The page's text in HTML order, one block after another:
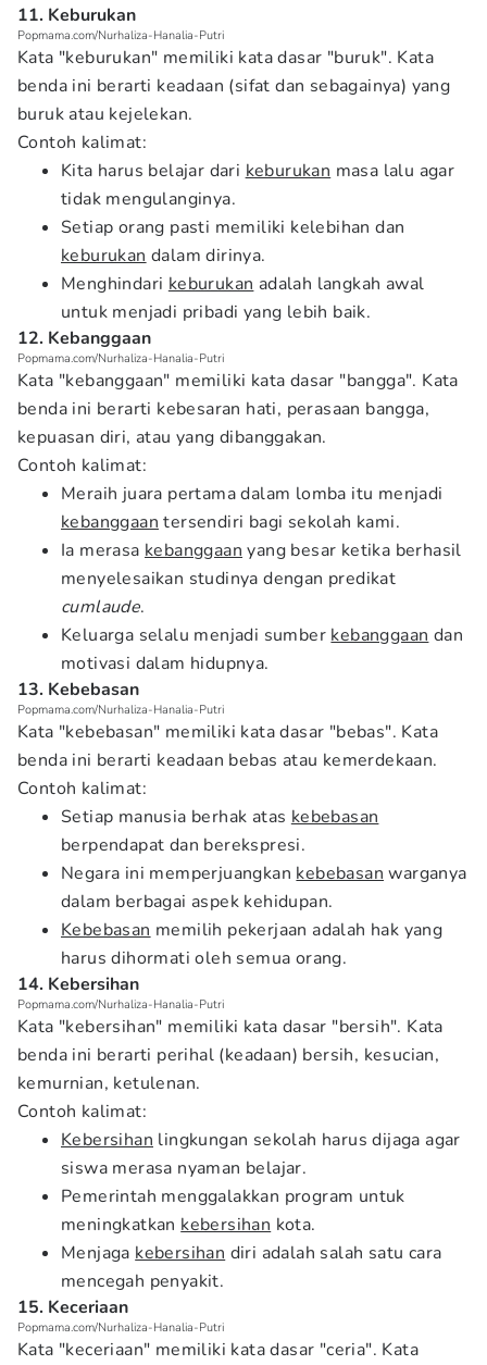
11. Keburukan
Popmama.com/Nurhaliza-Hanalia-Putri
Kata "keburukan" memiliki kata dasar "buruk". Kata
benda ini berarti keadaan (sifat dan sebagainya) yang
buruk atau kejelekan.
Contoh kalimat:
Kita harus belajar dari keburukan masa lalu agar
tidak mengulanginya.
Setiap orang pasti memiliki kelebihan dan
keburukan dalam dirinya.
Menghindari keburukan adalah langkah awal
untuk menjadi pribadi yang lebih baik.
12. Kebanggaan
Popmama.com/Nurhaliza-Hanalia-Putri
Kata "kebanggaan" memiliki kata dasar "bangga". Kata
benda ini berarti kebesaran hati, perasaan bangga,
kepuasan diri, atau yang dibanggakan.
Contoh kalimat:
Meraih juara pertama dalam lomba itu menjadi
kebanggaan tersendiri bagi sekolah kami.
Ia merasa kebanggaan yang besar ketika berhasil
menyelesaikan studinya dengan predikat
cumlaude.
Keluarga selalu menjadi sumber kebanggaan dan
motivasi dalam hidupnya.
13. Kebebasan
Popmama.com/Nurhaliza-Hanalia-Putri
Kata "kebebasan" memiliki kata dasar "bebas". Kata
benda ini berarti keadaan bebas atau kemerdekaan.
Contoh kalimat:
Setiap manusia berhak atas kebebasan
berpendapat dan berekspresi.
Negara ini memperjuangkan kebebasan warganya
dalam berbagai aspek kehidupan.
Kebebasan memilih pekerjaan adalah hak yang
harus dihormati oleh semua orang.
14. Kebersihan
Popmama.com/Nurhaliza-Hanalia-Putri
Kata "kebersihan" memiliki kata dasar "bersih". Kata
benda ini berarti perihal (keadaan) bersih, kesucian,
kemurnian, ketulenan.
Contoh kalimat:
Kebersihan lingkungan sekolah harus dijaga agar
siswa merasa nyaman belajar.
Pemerintah menggalakkan program untuk
meningkatkan kebersihan kota.
Menjaga kebersihan diri adalah salah satu cara
mencegah penyakit.
15. Keceriaan
Popmama.com/Nurhaliza-Hanalia-Putri
Kata "keceriaan" memiliki kata dasar "ceria". Kata